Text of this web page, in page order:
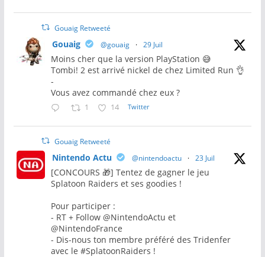
Gouaig Retweeté
Gouaig @gouaig · 29 Juil
Moins cher que la version PlayStation 😅
Tombi! 2 est arrivé nickel de chez Limited Run 👌
-
Vous avez commandé chez eux ?
1 14 Twitter
Gouaig Retweeté
Nintendo Actu @nintendoactu · 23 Juil
[CONCOURS 🎁] Tentez de gagner le jeu
Splatoon Raiders et ses goodies !
Pour participer :
- RT + Follow @NintendoActu et
@NintendoFrance
- Dis-nous ton membre préféré des Tridenfer
avec le #SplatoonRaiders !